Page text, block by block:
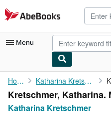
Skip to main content
AbeBooks.com
Menu
My Account
My Purchases
Home Katharina Kretschmer
Kretschmer, Katharina.
Katharina Kretschmer